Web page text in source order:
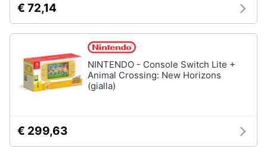
dvd
ricorrenze
Promozioni
Servizi
€ 72,14
NINTENDO - Console Switch Lite +
Animal Crossing: New Horizons
(gialla)
€ 299,63